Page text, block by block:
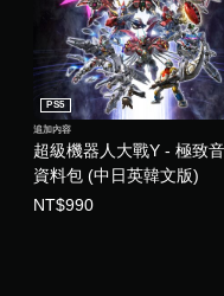
超級機器人大戰Y - 極致
資料包 (中日英韓文版)
PS5
追加內容
NT$990